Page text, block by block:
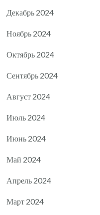
Декабрь 2024
Ноябрь 2024
Октябрь 2024
Сентябрь 2024
Август 2024
Июль 2024
Июнь 2024
Май 2024
Апрель 2024
Март 2024